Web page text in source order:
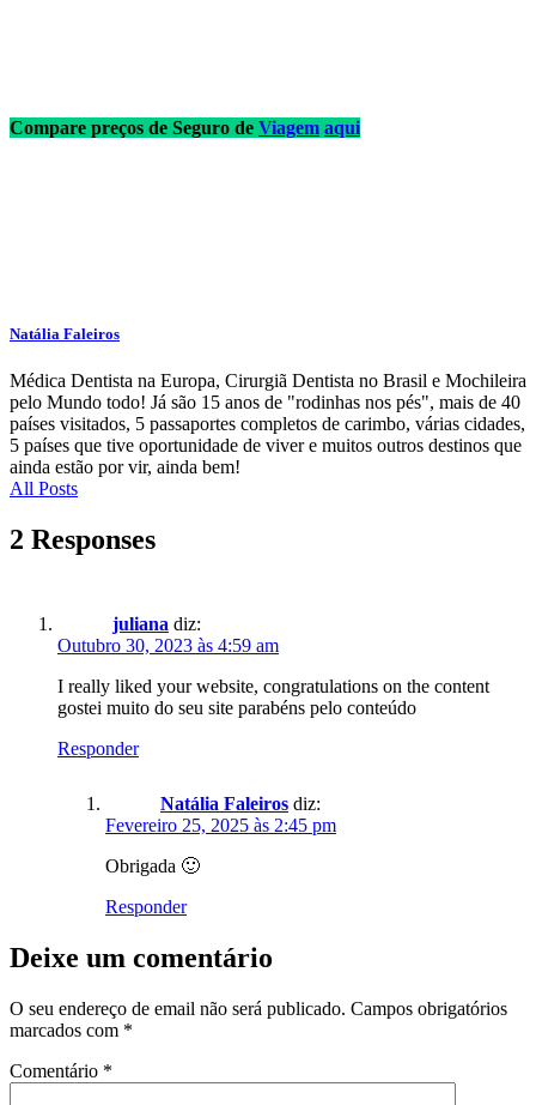
Compare preços de Seguro de Viagem aqui
Natália Faleiros
Médica Dentista na Europa, Cirurgiã Dentista no Brasil e Mochileira
pelo Mundo todo! Já são 15 anos de "rodinhas nos pés", mais de 40
países visitados, 5 passaportes completos de carimbo, várias cidades,
5 países que tive oportunidade de viver e muitos outros destinos que
ainda estão por vir, ainda bem!
All Posts
2 Responses
juliana diz:
Outubro 30, 2023 às 4:59 am
I really liked your website, congratulations on the content
gostei muito do seu site parabéns pelo conteúdo
Responder
Natália Faleiros diz:
Fevereiro 25, 2025 às 2:45 pm
Obrigada 🙂
Responder
Deixe um comentário
O seu endereço de email não será publicado. Campos obrigatórios
marcados com *
Comentário *